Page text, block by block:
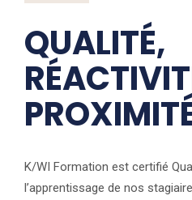
QUALITÉ,
K/WI Formation est certifié
l’apprentissage de nos